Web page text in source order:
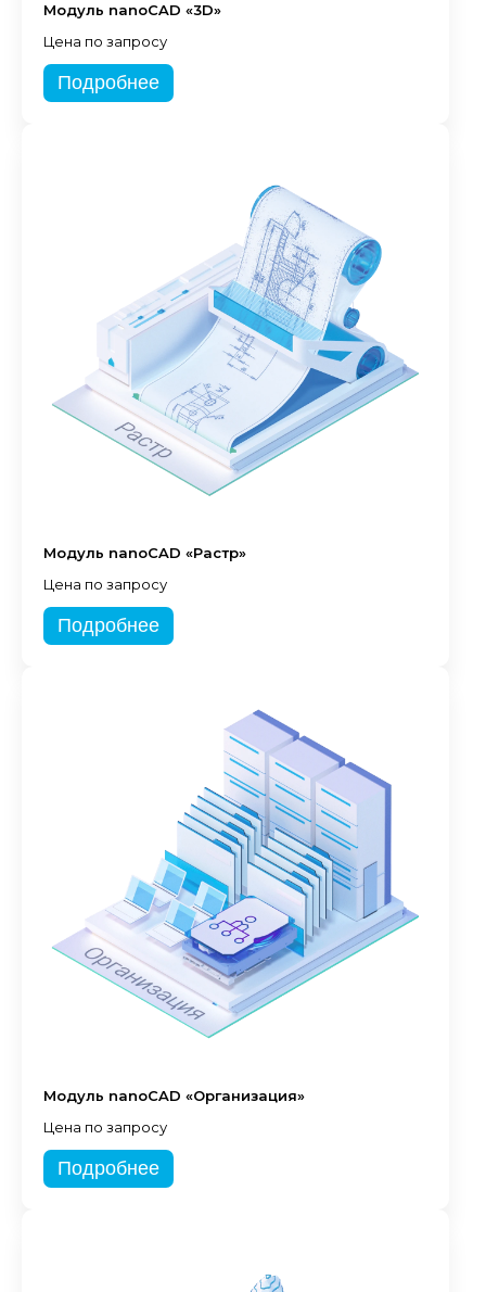
Модуль nanoCAD «3D»
Цена по запросу
Подробнее
Модуль nanoCAD «Растр»
Цена по запросу
Подробнее
Модуль nanoCAD «Организация»
Цена по запросу
Подробнее